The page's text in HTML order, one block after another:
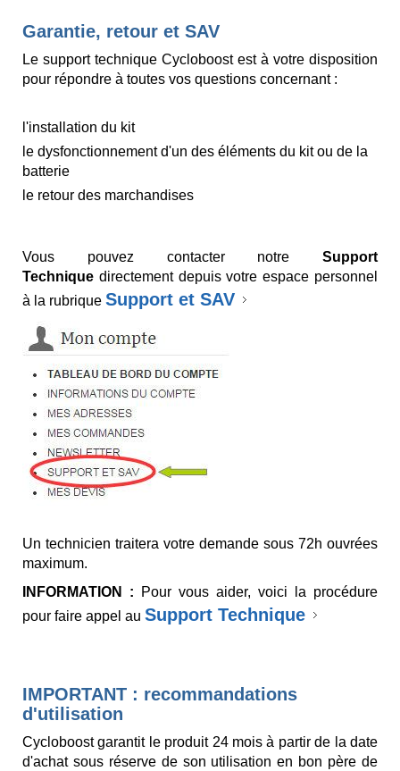
Garantie, retour et SAV
Le support technique Cycloboost est à votre disposition
pour répondre à toutes vos questions concernant :
l'installation du kit
le dysfonctionnement d'un des éléments du kit ou de la
batterie
le retour des marchandises
Vous pouvez contacter notre
Support
Technique directement depuis votre espace personnel
à la rubrique Support et SAV
Un technicien traitera votre demande sous 72h ouvrées
maximum.
INFORMATION :
Pour vous aider, voici la procédure
pour faire appel au Support Technique
IMPORTANT : recommandations
d'utilisation
Cycloboost garantit le produit 24 mois à partir de la date
d'achat sous réserve de son utilisation en bon père de